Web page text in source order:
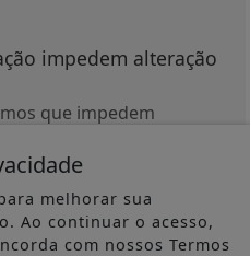
impedem alteração
que impedem
e durante o pleito.
para prender
CV
melhorar sua
Ao continuar o acesso,
com nossos Termos